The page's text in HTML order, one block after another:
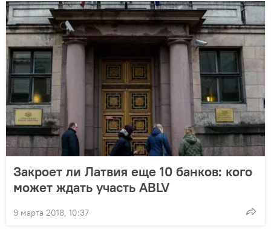
Закроет ли Латвия еще 10 банков: кого
может ждать участь ABLV
9 марта 2018, 10:37